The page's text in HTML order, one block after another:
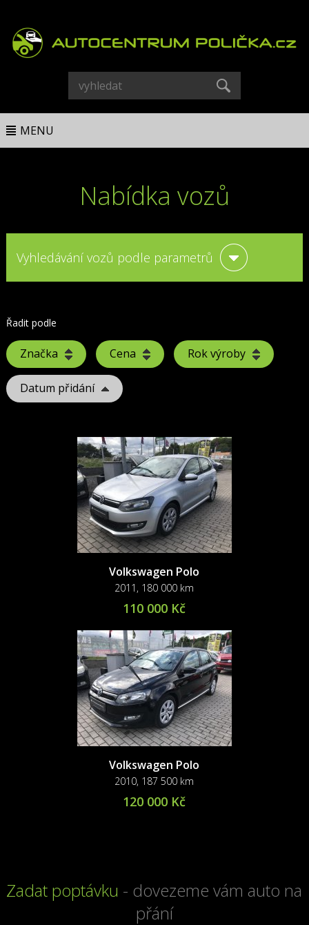
MENU
Nabídka vozů
Vyhledávání vozů podle parametrů
Řadit podle
Značka Cena Rok výroby
Datum přidání
Volkswagen Polo
2011, 180 000 km
110 000 Kč
Volkswagen Polo
2010, 187 500 km
120 000 Kč
Zadat poptávku - dovezeme vám auto na
přání